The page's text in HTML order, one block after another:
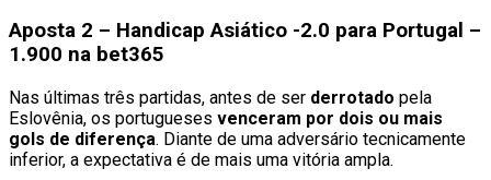
Aposta 2 – Handicap Asiático -2.0 para Portugal –
1.900 na bet365
Nas últimas três partidas, antes de ser derrotado pela
Eslovênia, os portugueses venceram por dois ou mais
gols de diferença. Diante de uma adversário tecnicamente
inferior, a expectativa é de mais uma vitória ampla.